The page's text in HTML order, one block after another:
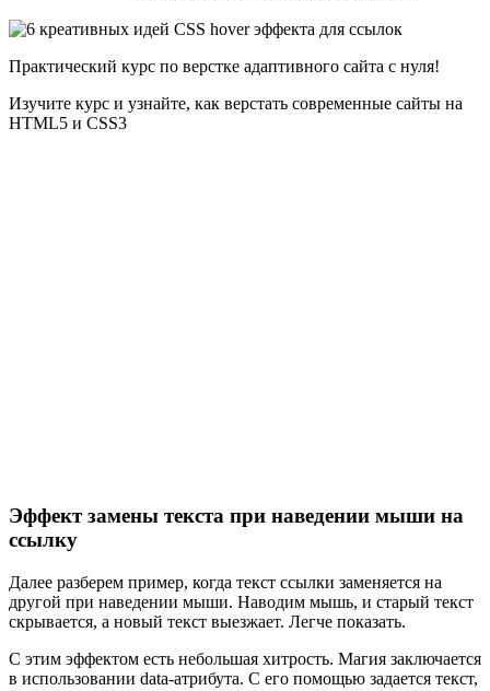
Практический курс по верстке адаптивного сайта с нуля!
Изучите курс и узнайте, как верстать современные сайты на
HTML5 и CSS3
Эффект замены текста при наведении мыши на
ссылку
Далее разберем пример, когда текст ссылки заменяется на
другой при наведении мыши. Наводим мышь, и старый текст
скрывается, а новый текст выезжает. Легче показать.
С этим эффектом есть небольшая хитрость. Магия заключается
в использовании data-атрибута. С его помощью задается текст,